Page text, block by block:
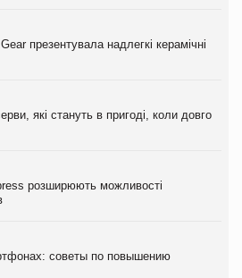
презентувала надлегкі керамічні
які стануть в пригоді, коли довго
розширюють можливості
советы по повышению